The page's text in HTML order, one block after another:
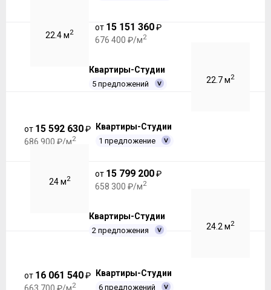
22.4 м2
от 15 151 360₽
676 400 ₽/м2
Квартиры-Студии
5 предложений 22.7 м2
от 15 592 630₽
686 900 ₽/м2
Квартиры-Студии
1 предложение
24 м2
от 15 799 200₽
658 300 ₽/м2
Квартиры-Студии
2 предложения 24.2 м2
от 16 061 540₽
663 700 ₽/м2
Квартиры-Студии
6 предложений